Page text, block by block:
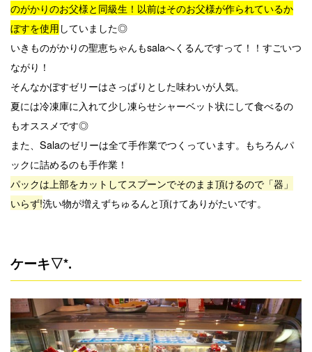
のがかりのお父様と同級生！以前はそのお父様が作られているか
ぼすを使用していました◎
いきものがかりの聖恵ちゃんもsalaへくるんですって！！すごいつ
ながり！
そんなかぼすゼリーはさっぱりとした味わいが人気。
夏には冷凍庫に入れて少し凍らせシャーベット状にして食べるの
もオススメです◎
また、Salaのゼリーは全て手作業でつくっています。もちろんパ
ックに詰めるのも手作業！
パックは上部をカットしてスプーンでそのまま頂けるので「器」
いらず!洗い物が増えずちゅるんと頂けてありがたいです。
ケーキ▽*.